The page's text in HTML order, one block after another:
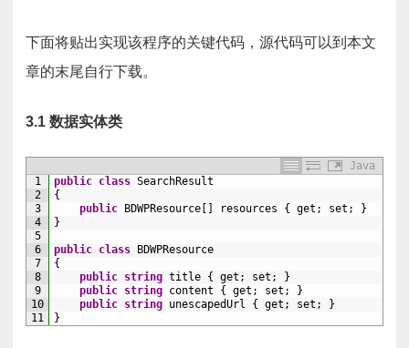
下面将贴出实现该程序的关键代码，源代码可以到本文
章的末尾自行下载。
3.1 数据实体类
Java
1
2
3
4
5
6
7
8
9
10
11
public class SearchResult
{
public BDWPResource [ ] resources { get ; set ;
}
}
public class BDWPResource
{
public string title { get ; set ;
}
public string content { get ; set ;
}
public string unescapedUrl { get ; set ;
}
}